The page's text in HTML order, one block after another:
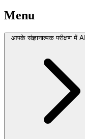
Menu
आपके संज्ञानात्मक परीक्षण में